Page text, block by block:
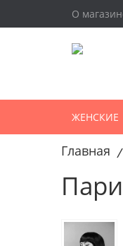
О
ЖЕНСКИЕ
Главная /